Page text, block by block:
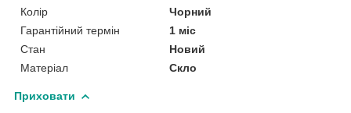
Колір
Чорний
Гарантійний термін
1 міс
Стан
Новий
Матеріал
Скло
Приховати